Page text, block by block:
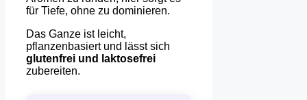
für Tiefe, ohne zu dominieren.
Das Ganze ist leicht,
pflanzenbasiert und lässt sich
glutenfrei und laktosefrei
zubereiten.